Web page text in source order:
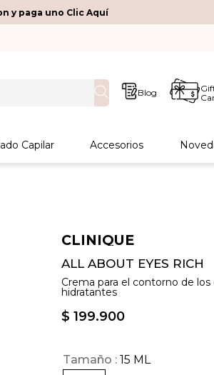
y paga uno Clic Aquí
Blog
Capilar Accesorios
CLINIQUE
ALL ABOUT EYES RICH
Crema para el contorno de
hidratantes
$ 199.900
Tamaño 15 ML